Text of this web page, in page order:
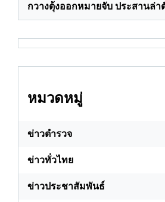
กวางตุ้งออกหมายจับ ประสานล่า
หมวดหมู่
ข่าวตำรวจ
ข่าวทั่วไทย
ข่าวประชาสัมพันธ์